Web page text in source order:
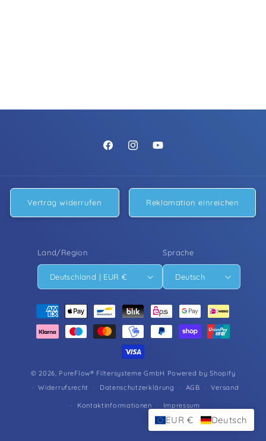
https://www.facebook.com/people/
https://www.instagram.com/
https://
Vertrag widerrufen Reklamation einreichen
Land/Region
Deutschland | EUR €
Sprache
Deutsch
Zahlungsmethoden
© 2026, PureFlow® Filtersysteme GmbH Powered by Shopify
Widerrufsrecht
Datenschutzerklärung AGB Versand
Kontaktinformationen Impressum
EUR € Deutsch